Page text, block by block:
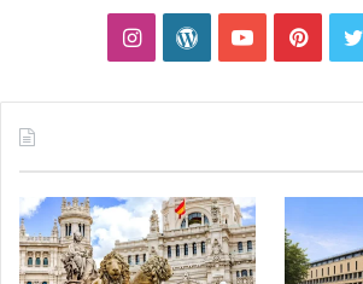
توییترپینتریستیوتیوبوردپرساینستاگرام